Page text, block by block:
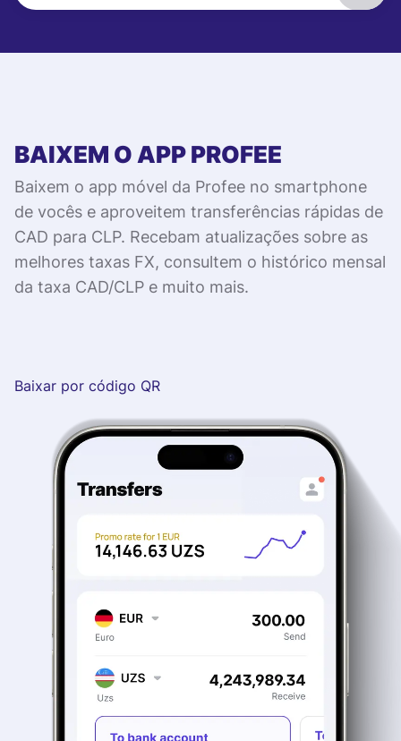
BAIXEM O APP PROFEE
Baixem o app móvel da Profee no smartphone
de vocês e aproveitem transferências rápidas de
CAD para CLP. Recebam atualizações sobre as
melhores taxas FX, consultem o histórico mensal
da taxa CAD/CLP e muito mais.
Baixar por código QR